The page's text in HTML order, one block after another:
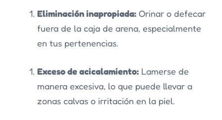
Eliminación inapropiada: Orinar o defecar
fuera de la caja de arena, especialmente
en tus pertenencias.
Exceso de acicalamiento: Lamerse de
manera excesiva, lo que puede llevar a
zonas calvas o irritación en la piel.